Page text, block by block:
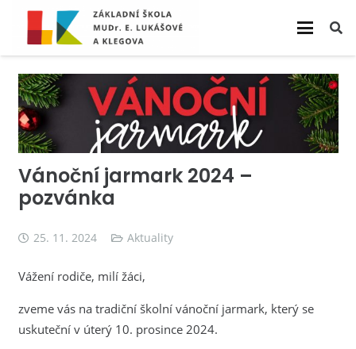
Vánoční jarmark 2024 –
pozvánka
25. 11. 2024 Aktuality
Vážení rodiče, milí žáci,
zveme vás na tradiční školní vánoční jarmark, který se
uskuteční v úterý 10. prosince 2024.